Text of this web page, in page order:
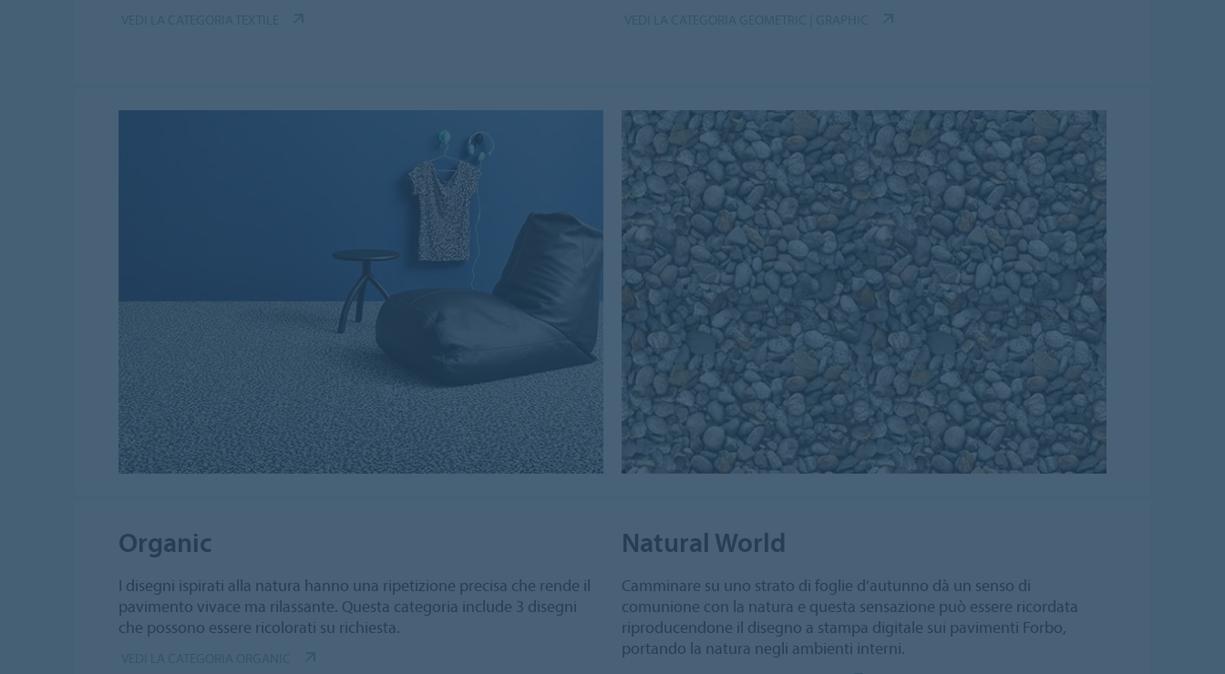
Organic
I disegni ispirati alla natura hanno una ripetizione precisa che rende il
pavimento vivace ma rilassante. Questa categoria include 3 disegni
che possono essere ricolorati su richiesta.
Natural World
Camminare su uno strato di foglie d’autunno dà un senso di
comunione con la natura e questa sensazione può essere ricordata
riproducendone il disegno a stampa digitale sui pavimenti Forbo,
portando la natura negli ambienti interni.